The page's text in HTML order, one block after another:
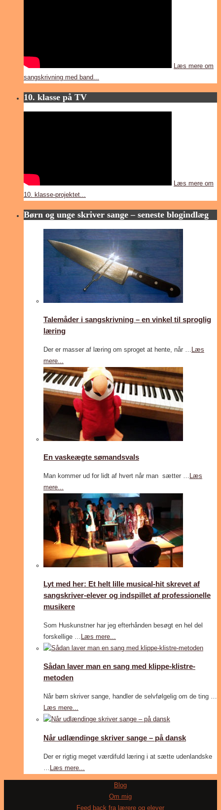
Læs mere om
sangskrivning med band...
10. klasse på TV
Læs mere om
10. klasse-projektet...
Børn og unge skriver sange – seneste blogindlæg
Talemåder i sangskrivning – en vinkel til sproglig
læring
Der er masser af læring om sproget at hente, når …
Læs
mere...
En vaskeægte sømandsvals
Man kommer ud for lidt af hvert når man sætter … Læs
mere...
Lyt med her: Et helt lille musical-hit skrevet af
sangskriver-elever og indspillet af professionelle
musikere
Som Huskunstner har jeg efterhånden besøgt en hel del
forskellige …
Læs mere...
Sådan laver man en sang med klippe-klistre-
metoden
Når børn skriver sange, handler de selvfølgelig om de ting …
Læs mere...
Når udlændinge skriver sange – på dansk
Der er rigtig meget værdifuld læring i at sætte udenlandske
Læs mere...
Blog
Om mig
Feed back fra lærere og elever